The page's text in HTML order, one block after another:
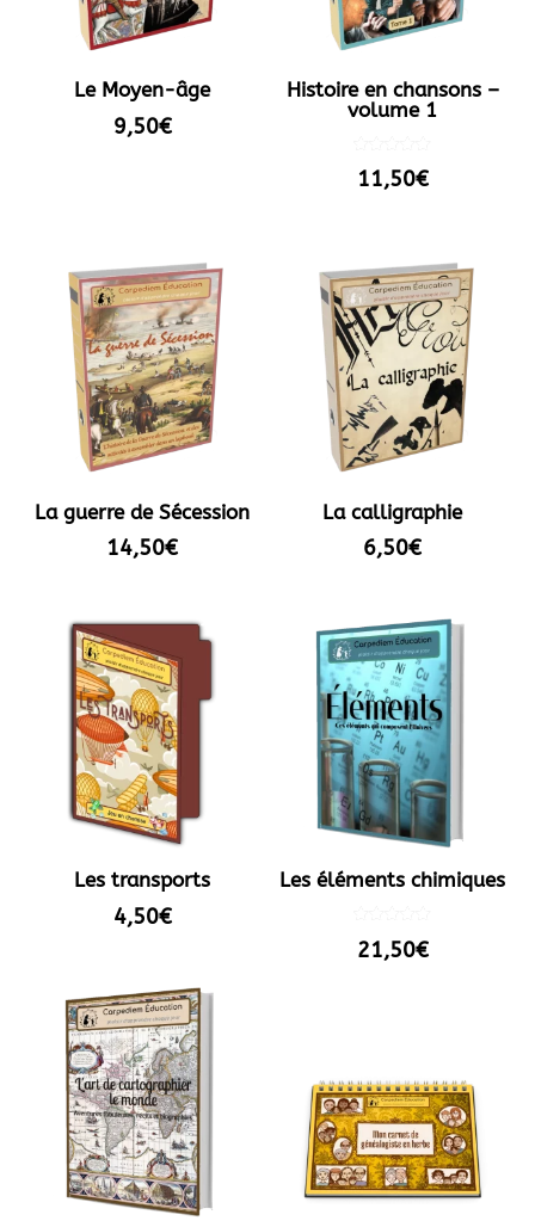
Le Moyen-âge
9,50€
Histoire en chansons –
volume 1
5.00
sur 5
11,50€
La guerre de Sécession
14,50€
La calligraphie
6,50€
Les transports
4,50€
Les éléments chimiques
5.00
sur 5
21,50€